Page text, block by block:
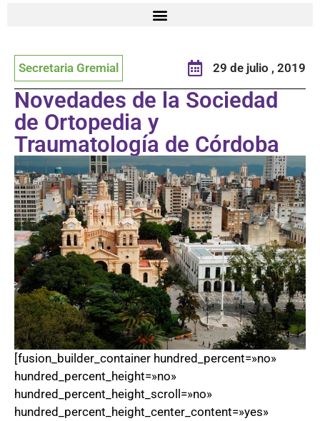
Secretaria Gremial 29 de julio , 2019
Novedades de la Sociedad
de Ortopedia y
Traumatología de Córdoba
[fusion_builder_container hundred_percent=»no»
hundred_percent_height=»no»
hundred_percent_height_scroll=»no»
hundred_percent_height_center_content=»yes»